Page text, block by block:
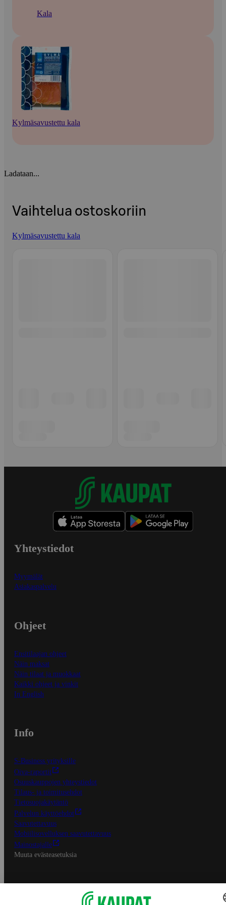
Kala
Kylmäsavustettu kala
Ladataan...
Vaihtelua ostoskoriin
Kylmäsavustettu kala
Yhteystiedot
Myymälät
Asiakaspalvelu
Ohjeet
Ensitilaajan ohjeet
Näin maksat
Näin tilaat ja muokkaat
Kaikki ohjeet ja vinkit
In English
Info
S-Business yrityksille
Oiva-raportit
Osuuskauppojen yhteystiedot
Tilaus- ja toimitusehdot
Tietosuojakäytäntö
Palvelun käyttöehdot
Saavutettavuus
Mobiilisovelluksen saavutettavuus
Mainostajalle
Muuta evästeasetuksia
S-ryhmän palvelut